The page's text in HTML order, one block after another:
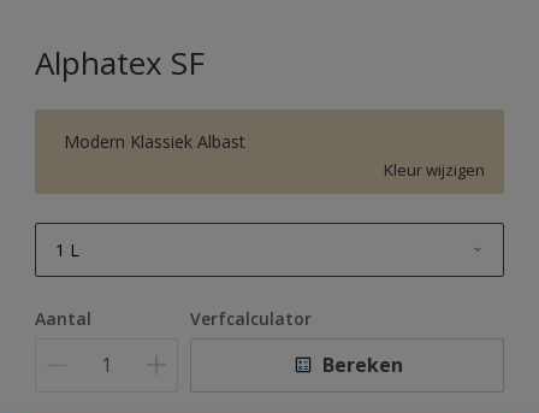
Alphatex SF
Modern Klassiek Albast
Kleur wijzigen
1 L
Aantal Verfcalculator
Bereken